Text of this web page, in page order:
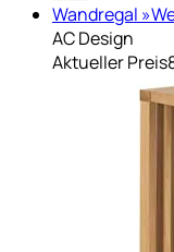
Wandregal
AC Design
Aktueller Preis